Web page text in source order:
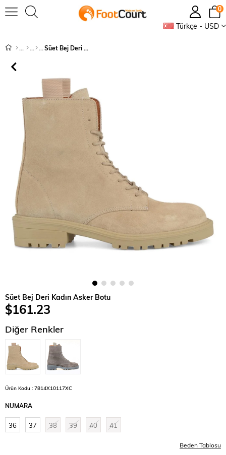
Türkçe - USD
0
Süet Bej Deri Kadın Asker Botu
Süet Bej Deri Kadın Asker Botu
$161.23
Diğer Renkler
Ürün Kodu : 7814X10117XC
NUMARA
36 37 38 39 40 41
Beden Tablosu